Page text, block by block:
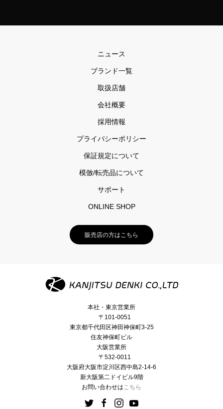
ニュース
ブランド一覧
取扱店舗
会社概要
採用情報
プライバシーポリシー
保証規定について
模倣/転売品について
サポート
ONLINE SHOP
販売店の方はこちら
本社・東京営業所
〒101-0051
東京都千代田区神田神保町3-25
住友神保町ビル
大阪営業所
〒532-0011
大阪府大阪市淀川区西中島2-14-6
新大阪第二ドイビル9階
お問い合わせはこちら